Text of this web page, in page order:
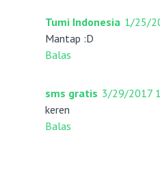
Tumi Indonesia 1/25/
Mantap :D
Balas
sms gratis 3/29/2017
keren
Balas